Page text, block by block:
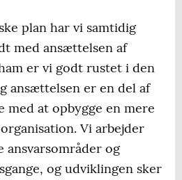
plan har vi samtidig
med ansættelsen af
er vi godt rustet i den
ansættelsen er en del af
med at opbygge en mere
Vi arbejder
og
og udviklingen sker